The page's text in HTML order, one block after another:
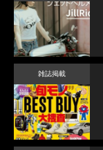
雑誌掲載